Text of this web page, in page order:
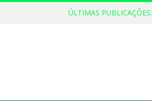
ÚLTIMAS PUBLICAÇÕES: